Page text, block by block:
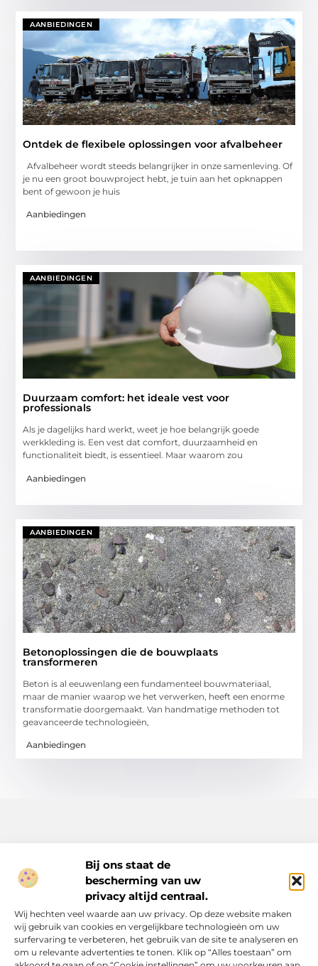
Bij ons staat de
bescherming van uw
privacy altijd centraal.
Wij hechten veel waarde aan uw privacy. Op deze website maken
wij gebruik van cookies en vergelijkbare technologieën om uw
surfervaring te verbeteren, het gebruik van de site te analyseren en
om u relevante advertenties te tonen. Klik op “Alles toestaan” om
AANBIEDINGEN
Ontdek de flexibele oplossingen voor afvalbeheer
Afvalbeheer wordt steeds belangrijker in onze samenleving. Of
je nu een groot bouwproject hebt, je tuin aan het opknappen
bent of gewoon je huis
Aanbiedingen
AANBIEDINGEN
Duurzaam comfort: het ideale vest voor
professionals
Als je dagelijks hard werkt, weet je hoe belangrijk goede
werkkleding is. Een vest dat comfort, duurzaamheid en
functionaliteit biedt, is essentieel. Maar waarom zou
Aanbiedingen
AANBIEDINGEN
Betonoplossingen die de bouwplaats
transformeren
Beton is al eeuwenlang een fundamenteel bouwmateriaal,
maar de manier waarop we het verwerken, heeft een enorme
transformatie doorgemaakt. Van handmatige methoden tot
geavanceerde technologieën,
Aanbiedingen
Inspiratie, tips en verhalen voor elk moment.
Ontdek een breed scala aan artikelen en blogs die je dagelijks
leven verrijken, van praktische adviezen tot boeiende verhalen.
Bericht categorie